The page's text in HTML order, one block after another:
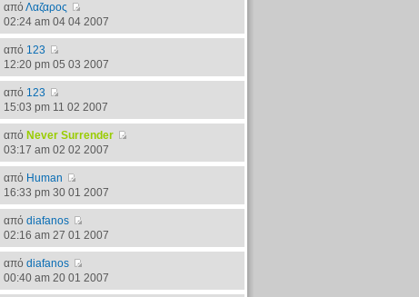
απόΛαζαρος
02:24 am 04 04 2007
από 123
12:20 pm 05 03 2007
από 123
15:03 pm 11 02 2007
από Never Surrender
03:17 am 02 02 2007
από Human
16:33 pm 30 01 2007
απόdiafanos
02:16 am 27 01 2007
απόdiafanos
00:40 am 20 01 2007